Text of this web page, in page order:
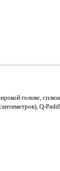
голове,
Q-